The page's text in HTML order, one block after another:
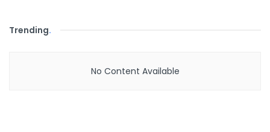
Trending.
No Content Available